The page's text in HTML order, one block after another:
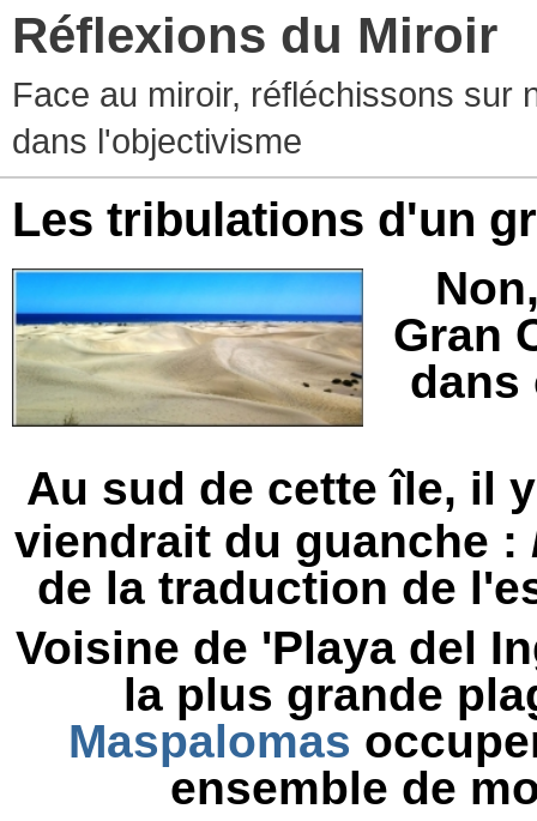
Réflexions du Miroir
Face au miroir, réfléchissons sur
dans l'objectivisme
Les tribulations d'un
Gran
dans
Au sud de cette île, il
viendrait du guanche :
de la traduction de
Voisine de 'Playa del
la plus grande
Maspalomas
ensemble de